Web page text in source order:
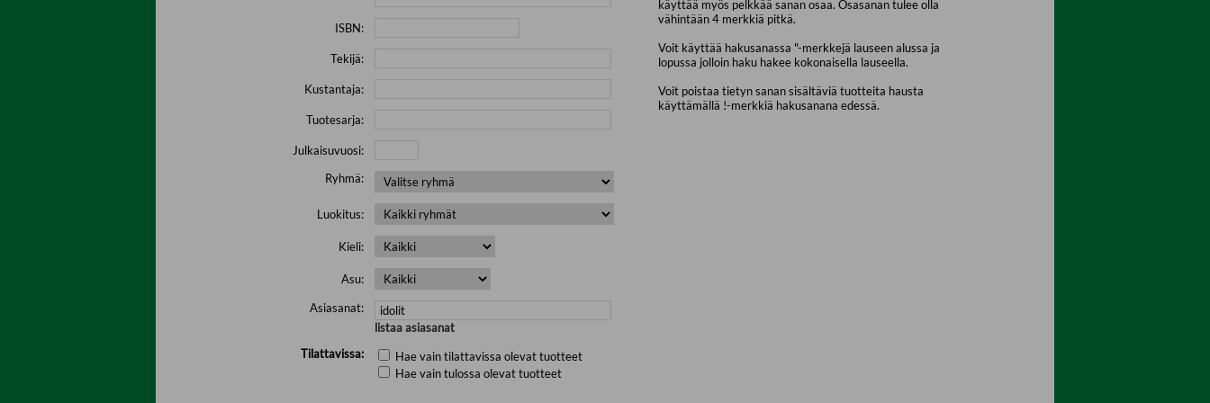
ISBN:
Tekijä:
Kustantaja:
Tuotesarja:
Julkaisuvuosi:
Ryhmä:
Luokitus:
Kieli:
Asu:
Asiasanat:
listaa asiasanat
Tilattavissa:
Hae vain tilattavissa olevat tuotteet
Hae vain tulossa olevat tuotteet
käyttää myös pelkkää sanan osaa. Osasanan tulee olla
vähintään 4 merkkiä pitkä.
Voit käyttää hakusanassa "-merkkejä lauseen alussa ja
lopussa jolloin haku hakee kokonaisella lauseella.
Voit poistaa tietyn sanan sisältäviä tuotteita hausta
käyttämällä !-merkkiä hakusanana edessä.